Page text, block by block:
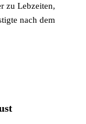
zu Lebzeiten,
nach dem